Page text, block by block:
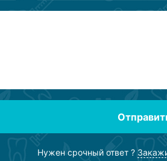
Нужен срочный ответ ?